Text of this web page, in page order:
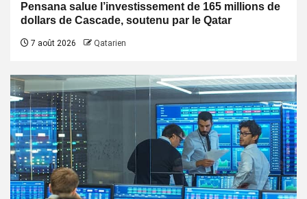
Pensana salue l’investissement de 165 millions de
dollars de Cascade, soutenu par le Qatar
7 août 2026 Qatarien